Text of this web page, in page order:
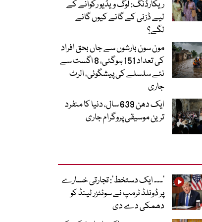
ریکارڈنگ: لوگ ویڈیو رکوانے کے
لیے ڈزنی کے گانے کیوں گانے
لگے؟
مون سون بارشوں سے جاں بحق افراد
کی تعداد 151 ہوگئی، 8 اگست سے
نئے سلسلے کی پیشگوئی، الرٹ
جاری
ایک دھن 639 سال، دنیا کا منفرد
ترین موسیقی پروگرام جاری
’۔۔۔ ایک دستخط‘: تجارتی خسارے
پر ڈونلڈ ٹرمپ نے سوئٹزر لینڈ کو
دھمکی دے دی